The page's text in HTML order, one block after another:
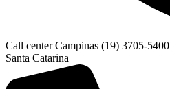
Call center Campinas (19) 3705-5400
Santa Catarina